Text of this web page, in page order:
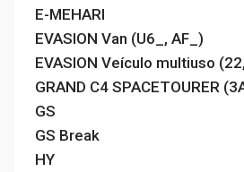
E-MEHARI
EVASION Van (U6_, AF_)
EVASION Veículo multiuso
GRAND C4 SPACETOURER
GS
GS Break
HY